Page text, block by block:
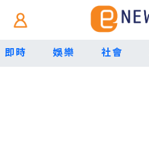
即時 娛樂 社會